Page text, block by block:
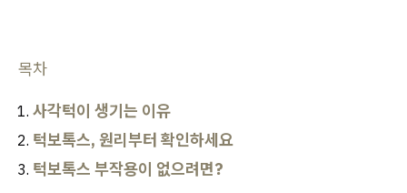
목차
사각턱이 생기는 이유
턱보톡스, 원리부터 확인하세요
턱보톡스 부작용이 없으려면?